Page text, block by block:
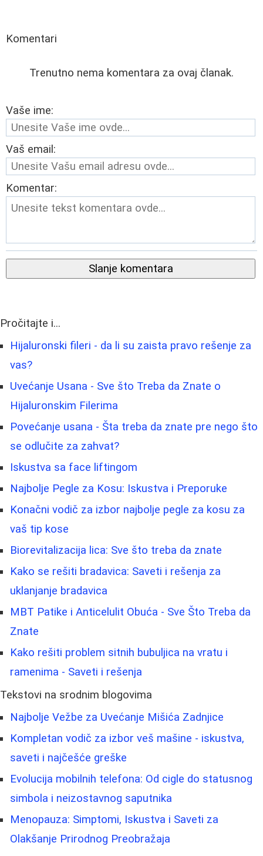
Komentari
Trenutno nema komentara za ovaj članak.
Vaše ime:
Vaš email:
Komentar:
Slanje komentara
Pročitajte i...
Hijaluronski fileri - da li su zaista pravo rešenje za
vas?
Uvećanje Usana - Sve što Treba da Znate o
Hijaluronskim Filerima
Povećanje usana - Šta treba da znate pre nego što
se odlučite za zahvat?
Iskustva sa face liftingom
Najbolje Pegle za Kosu: Iskustva i Preporuke
Konačni vodič za izbor najbolje pegle za kosu za
vaš tip kose
Biorevitalizacija lica: Sve što treba da znate
Kako se rešiti bradavica: Saveti i rešenja za
uklanjanje bradavica
MBT Patike i Anticelulit Obuća - Sve Što Treba da
Znate
Kako rešiti problem sitnih bubuljica na vratu i
ramenima - Saveti i rešenja
Tekstovi na srodnim blogovima
Najbolje Vežbe za Uvećanje Mišića Zadnjice
Kompletan vodič za izbor veš mašine - iskustva,
saveti i najčešće greške
Evolucija mobilnih telefona: Od cigle do statusnog
simbola i neizostavnog saputnika
Menopauza: Simptomi, Iskustva i Saveti za
Olakšanje Prirodnog Preobražaja